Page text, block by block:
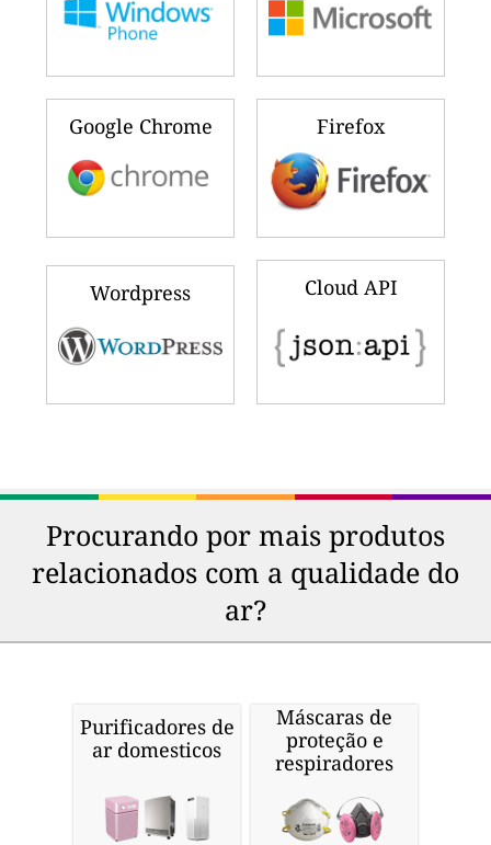
Google Chrome Firefox
Wordpress Cloud API
Procurando por mais produtos
relacionados com a qualidade do
ar?
Purificadores de
ar domesticos
Máscaras de
proteção e
respiradores